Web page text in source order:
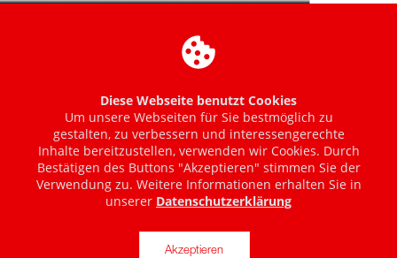
Diese Webseite benutzt Cookies
Um unsere Webseiten für Sie bestmöglich zu
gestalten, zu verbessern und interessengerechte
Inhalte bereitzustellen, verwenden wir Cookies. Durch
Bestätigen des Buttons "Akzeptieren" stimmen Sie der
Verwendung zu. Weitere Informationen erhalten Sie in
unserer Datenschutzerklärung
Akzeptieren